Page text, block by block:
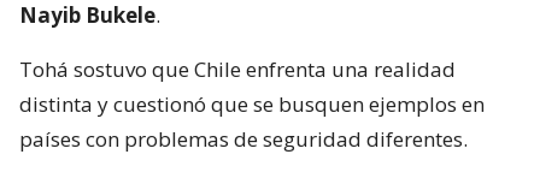
Nayib Bukele.
Tohá sostuvo que Chile enfrenta una realidad
distinta y cuestionó que se busquen ejemplos en
países con problemas de seguridad diferentes.